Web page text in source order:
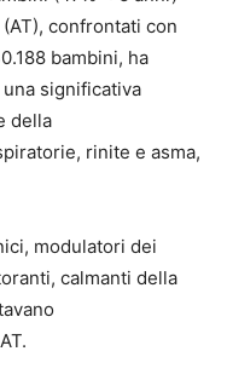
confrontati con
bambini, ha
significativa
della
rinite e asma,
modulatori dei
calmanti della